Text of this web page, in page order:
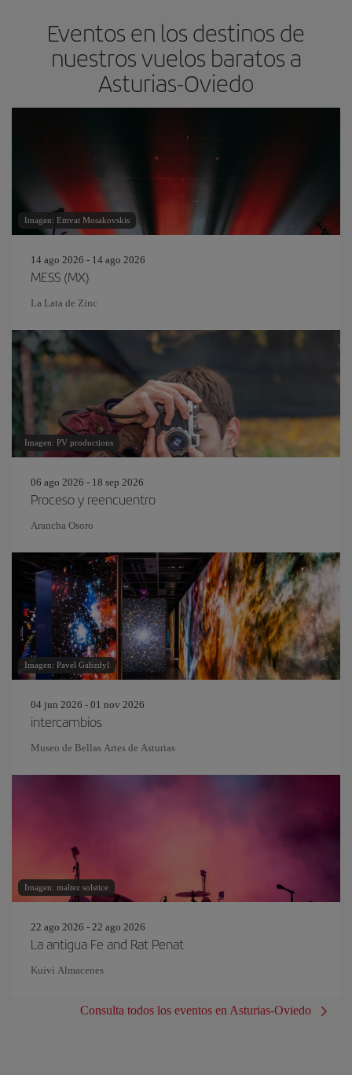
Eventos en los destinos de
nuestros vuelos baratos a
Asturias-Oviedo
Imagen: Emvat Mosakovskis
14 ago 2026 - 14 ago 2026
MESS (MX)
La Lata de Zinc
Imagen: PV productions
06 ago 2026 - 18 sep 2026
Proceso y reencuentro
Arancha Osoro
Imagen: Pavel Gabzdyl
04 jun 2026 - 01 nov 2026
intercambios
Museo de Bellas Artes de Asturias
Imagen: maltez solstice
22 ago 2026 - 22 ago 2026
La antigua Fe and Rat Penat
Kuivi Almacenes
Consulta todos los eventos en Asturias-Oviedo